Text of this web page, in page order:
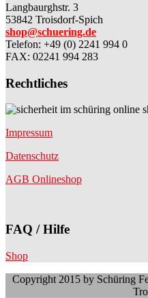
Langbaurghstr. 3
53842 Troisdorf-Spich
shop@schuering.de
Telefon: +49 (0) 2241 994 0
FAX: 02241 994 283
Rechtliches
Impressum
Datenschutz
AGB Onlineshop
FAQ / Hilfe
Shop
Copyright 2015 by Schüring